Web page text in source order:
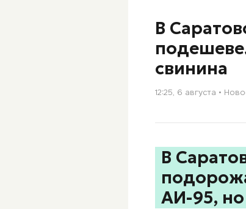
В
свинина
12:25, 6 августа
В
АИ-95,